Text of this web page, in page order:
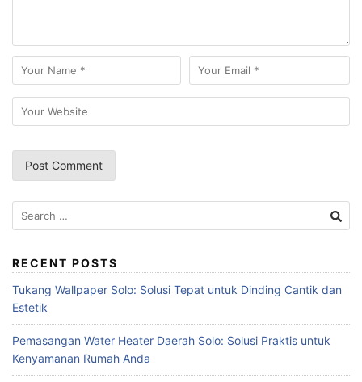
Search
for:
RECENT POSTS
Tukang Wallpaper Solo: Solusi Tepat untuk Dinding Cantik dan
Estetik
Pemasangan Water Heater Daerah Solo: Solusi Praktis untuk
Kenyamanan Rumah Anda